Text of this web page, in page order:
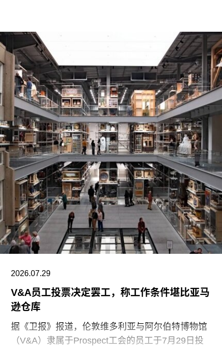
他的作品将城市空间视为承载着记忆、监视与控制
体系的活体。他常驻巴黎和雅典，其作品曾在纽约
现代艺术博物馆和伦敦当代艺术中心展出。
哈恩·内夫肯基金会是一家专注于影像艺术创作的非
营利组织，致力于扶持新兴及中生代影像艺术家。
基金会主要通过资助和委任创作，在全球范围内支
持影像新作品的创作。
2026.07.29
V&A员工投票决定罢工，称工作条件堪比亚马
逊仓库
据《卫报》报道，伦敦维多利亚与阿尔伯特博物馆
（V&A）隶属于Prospect工会的员工于7月29日投